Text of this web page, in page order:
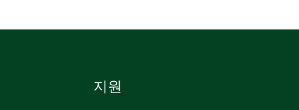
지원